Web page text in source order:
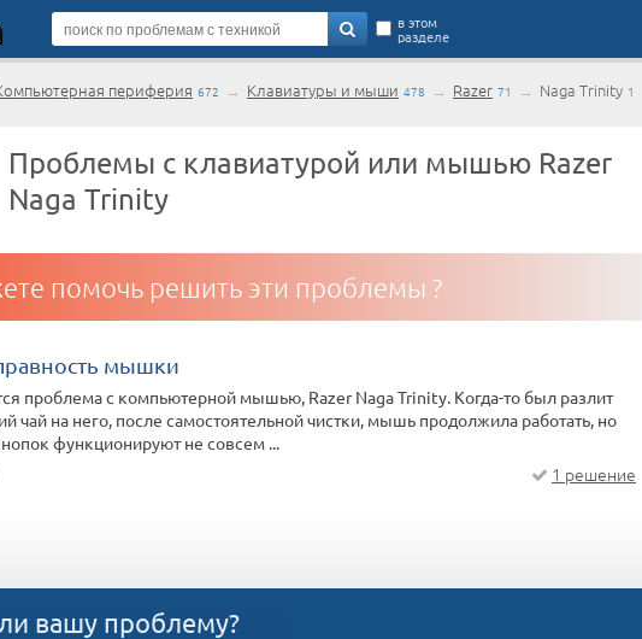
в этом
разделе
периферия 672 → Клавиатуры и мыши 478 → Razer 71 → Naga Trinity 1
Проблемы с клавиатурой или мышью Razer
Naga Trinity
помочь решить эти проблемы ?
мышки
проблема с компьютерной мышью, Razer Naga Trinity. Когда-то был разлит
чай на него, после самостоятельной чистки, мышь продолжила работать, но
функционируют не совсем ...
1 решение
вашу проблему?